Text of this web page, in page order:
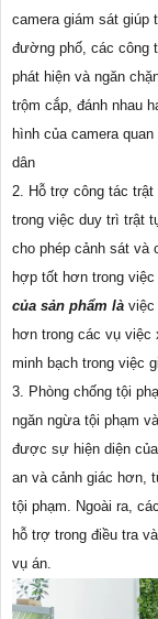
camera giám sát giúp
đường phố, các công
phát hiện và ngăn
trộm cắp, đánh nhau
hình của camera
dân
2. Hỗ trợ công tác
trong việc duy trì trật
cho phép cảnh sát và
hợp tốt hơn trong
của sản phẩm là việc
hơn trong các vụ việc
minh bạch trong việc
3. Phòng chống tội
ngăn ngừa tội phạm
được sự hiện diện
an và cảnh giác hơn,
tội phạm. Ngoài ra,
hỗ trợ trong điều tra
vụ án.